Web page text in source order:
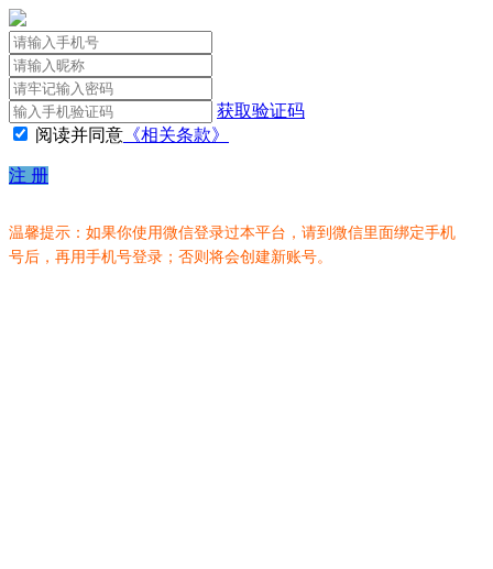
获取验证码
阅读并同意 《相关条款》
注 册
温馨提示：如果你使用微信登录过本平台，请到微信里面绑定手机
号后，再用手机号登录；否则将会创建新账号。